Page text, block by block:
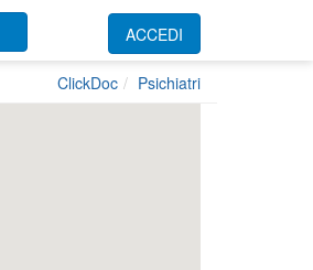
ACCEDI
ClickDoc Psichiatri